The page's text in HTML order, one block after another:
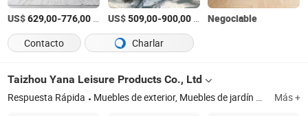
US$629,00-776,00 US$509,00-900,00/Set
Negociable
Contacto
Charlar
Taizhou Yana Leisure Products Co., Ltd
Respuesta Rápida Muebles de exterior, Muebles de jardín exterior, Paraguas exterior, Gazebo exterior, Base para paraguas Más +